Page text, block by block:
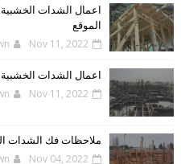
اعمال الشدات
الموقع
Nov 11, 2022
اعمال الشدات الخشبية
Nov 11, 2022
ملاحظات فك الشدات
Nov 04, 2022